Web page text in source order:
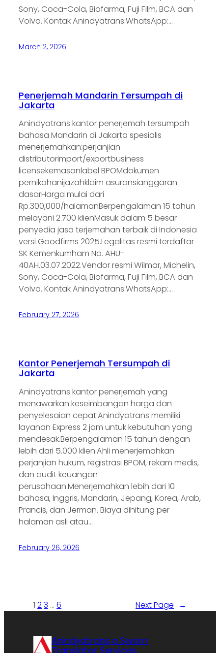
Sony, Coca-Cola, Biofarma, Fuji Film, BCA dan
Volvo. Kontak Anindyatrans:WhatsApp:…
March 2, 2026
Penerjemah Mandarin Tersumpah di
Jakarta
Anindyatrans kantor penerjemah tersumpah
bahasa Mandarin di Jakarta spesialis
menerjemahkan:perjanjian
distributorimport/exportbusiness
licensekemasanlabel BPOMdokumen
pernikahanijazahklaim asuransianggaran
dasarHarga mulai dari
Rp.300,000/halamanBerpengalaman 15 tahun
melayani 2.700 klienMasuk dalam 5 besar
penyedia jasa terjemahan terbaik di Indonesia
versi Goodfirms 2025.Legalitas resmi terdaftar
SK Kemenkumham No. AHU-
40AH.03.07.2022.Vendor resmi Wilmar, Michelin,
Sony, Coca-Cola, Biofarma, Fuji Film, BCA dan
Volvo. Kontak Anindyatrans:WhatsApp:…
February 27, 2026
Kantor Penerjemah Tersumpah di
Jakarta
Anindyatrans kantor penerjemah yang
menawarkan keseimbangan harga dan
penyelesaian cepat.Anindyatrans memiliki
layanan Express 2 jam untuk kebutuhan yang
mendesak.Berpengalaman 15 tahun dengan
lebih dari 5.000 klien.Ahli menerjemahkan
perjanjian hukum, registrasi BPOM, rekam medis,
dan audit keuangan
perusahaan.Menerjemahkan lebih dari 10
bahasa, Inggris, Mandarin, Jepang, Korea, Arab,
Prancis, dan Jerman. Biaya dihitung per
halaman asli atau…
February 26, 2026
1 23 … 6 Next Page →
Anindyatrans a Sworn
Translator Services